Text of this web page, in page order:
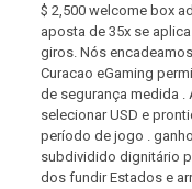
$ 2,500 welcome box
aposta de 35x se
giros. Nós
Curacao eGaming
de segurança medida .
selecionar USD e
período de jogo .
subdividido dignitário
dos fundir Estados e